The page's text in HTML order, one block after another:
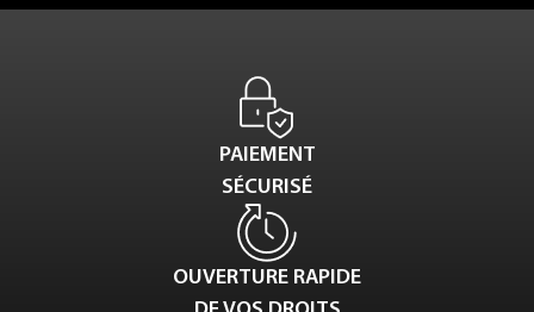
PAIEMENT
SÉCURISÉ
OUVERTURE RAPIDE